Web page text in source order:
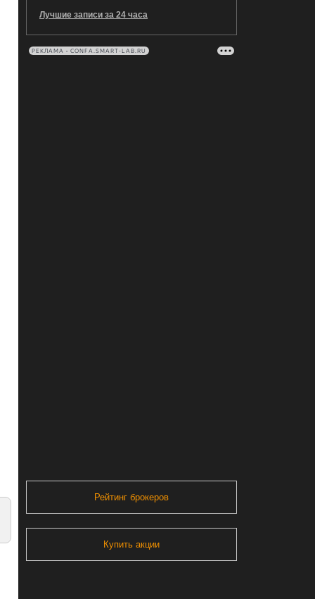
Лучшие записи за 24 часа
РЕКЛАМА • CONFA.SMART-LAB.RU
Рейтинг брокеров
Купить акции